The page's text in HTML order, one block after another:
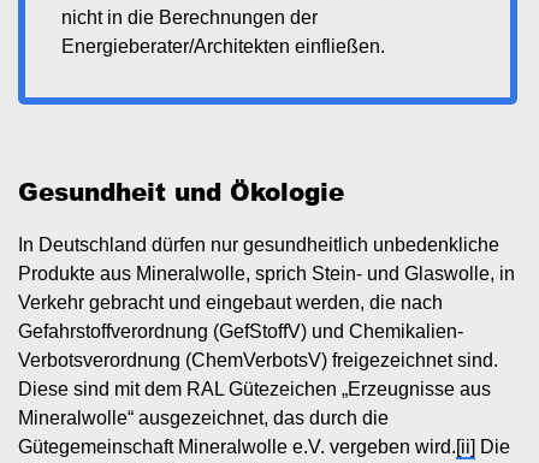
nicht in die Berechnungen der
Energieberater/Architekten einfließen.
Gesundheit und Ökologie
In Deutschland dürfen nur gesundheitlich unbedenkliche
Produkte aus Mineralwolle, sprich Stein- und Glaswolle, in
Verkehr gebracht und eingebaut werden, die nach
Gefahrstoffverordnung (GefStoffV) und Chemikalien-
Verbotsverordnung (ChemVerbotsV) freigezeichnet sind.
Diese sind mit dem RAL Gütezeichen „Erzeugnisse aus
Mineralwolle“ ausgezeichnet, das durch die
Gütegemeinschaft Mineralwolle e.V. vergeben wird.[ii] Die